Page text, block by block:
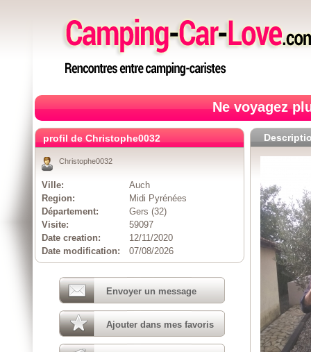
Ne voyagez
profil de Christophe0032
Christophe0032
Ville:
Auch
Region:
Midi Pyrénées
Département:
Gers (32)
Visite:
59097
Date creation:
12/11/2020
Date modification:
07/08/2026
Envoyer un message
Ajouter dans mes favoris